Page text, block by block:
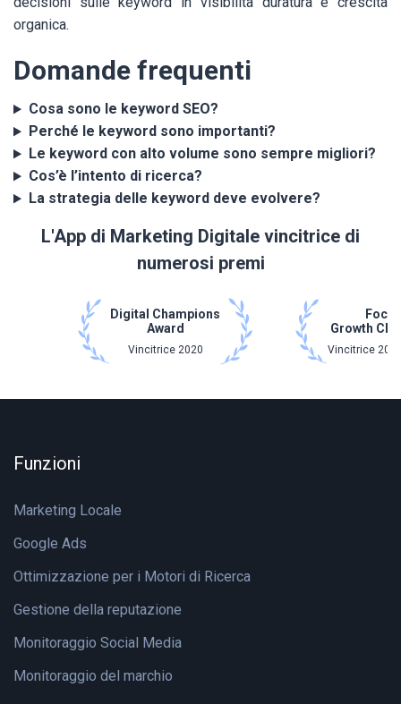
organica.
Domande frequenti
Cosa sono le keyword SEO?
Perché le keyword sono importanti?
Le keyword con alto volume sono sempre migliori?
Cos’è l’intento di ricerca?
La strategia delle keyword deve evolvere?
L'App di Marketing Digitale vincitrice di
numerosi premi
Digital Champions
Award
Vincitrice 2020
Focus
Growth
Vincitrice
Funzioni
Marketing Locale
Google Ads
Ottimizzazione per i Motori di Ricerca
Gestione della reputazione
Monitoraggio Social Media
Monitoraggio del marchio